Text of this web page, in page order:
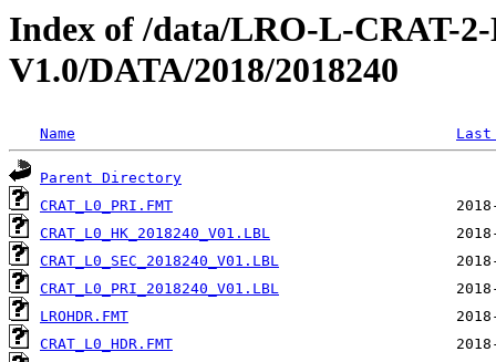
Index of /data/LRO-L-CRAT-
V1.0/DATA/2018/2018240
Name
Parent Directory
CRAT_L0_PRI.FMT
CRAT_L0_HK_2018240_V01.LBL
CRAT_L0_SEC_2018240_V01.LBL
CRAT_L0_PRI_2018240_V01.LBL
LROHDR.FMT
CRAT_L0_HDR.FMT